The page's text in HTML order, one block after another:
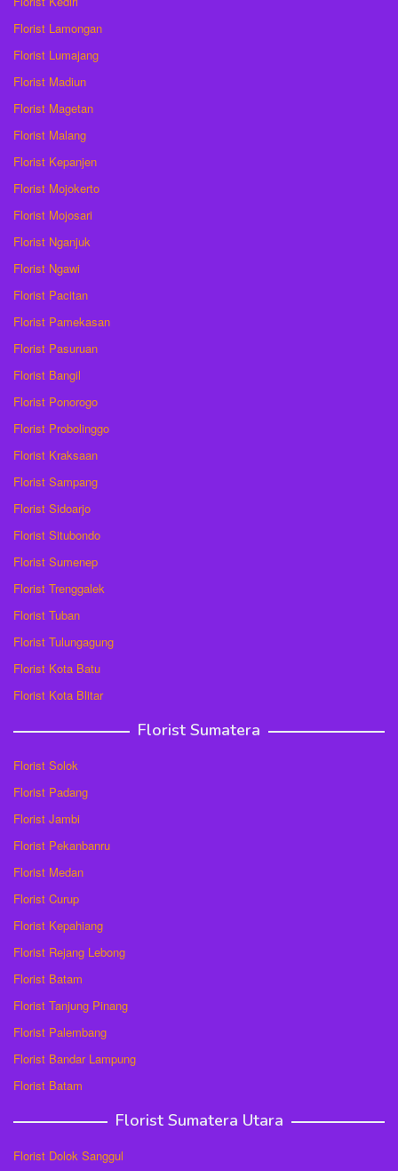
Florist Lamongan
Florist Lumajang
Florist Madiun
Florist Magetan
Florist Malang
Florist Kepanjen
Florist Mojokerto
Florist Mojosari
Florist Nganjuk
Florist Ngawi
Florist Pacitan
Florist Pamekasan
Florist Pasuruan
Florist Bangil
Florist Ponorogo
Florist Probolinggo
Florist Kraksaan
Florist Sampang
Florist Sidoarjo
Florist Situbondo
Florist Sumenep
Florist Trenggalek
Florist Tuban
Florist Tulungagung
Florist Kota Batu
Florist Kota Blitar
Florist Sumatera
Florist Solok
Florist Padang
Florist Jambi
Florist Pekanbanru
Florist Medan
Florist Curup
Florist Kepahiang
Florist Rejang Lebong
Florist Batam
Florist Tanjung Pinang
Florist Palembang
Florist Bandar Lampung
Florist Batam
Florist Sumatera Utara
Florist Dolok Sanggul